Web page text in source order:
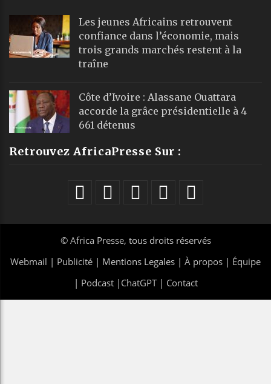
Les jeunes Africains retrouvent
confiance dans l’économie, mais
trois grands marchés restent à la
traîne
Côte d’Ivoire : Alassane Ouattara
accorde la grâce présidentielle à 4
661 détenus
Retrouvez AfricaPresse Sur :
© Africa Presse, tous droits réservés
Webmail | Publicité | Mentions Legales | À propos | Équipe
| Podcast| ChatGPT| Contact